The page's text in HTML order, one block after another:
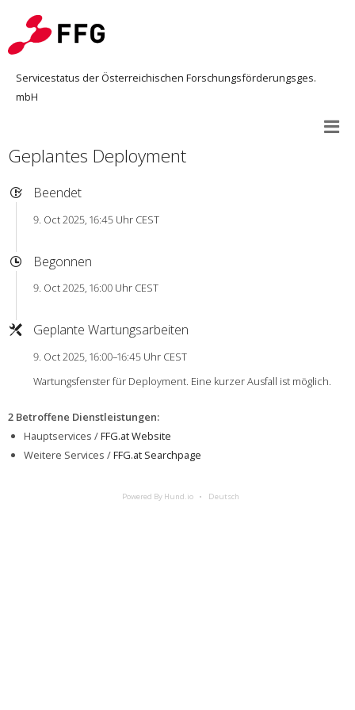
Servicestatus der Österreichischen Forschungsförderungsges.
mbH
Geplantes Deployment
Beendet
9. Oct 2025, 16:45 Uhr CEST
Begonnen
9. Oct 2025, 16:00 Uhr CEST
Geplante Wartungsarbeiten
9. Oct 2025, 16:00–16:45 Uhr CEST
Wartungsfenster für Deployment. Eine kurzer Ausfall ist möglich.
2 Betroffene Dienstleistungen:
Hauptservices /FFG.at Website
Weitere Services /FFG.at Searchpage
Powered By Hund.io Deutsch